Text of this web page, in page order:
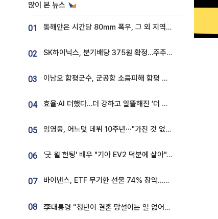
많이 본 뉴스
01 동해안은 시간당 80㎜ 폭우, 그 외 지역은 폭염…‘극과 극 날씨’
02 SK하이닉스, 분기배당 375원 확정…주주환원책 9월로 앞당겨 발표
03 이남오 함평군수, 군공항 소음피해 함평 보상 요구
04 효율·AI 더했다…더 강하고 알뜰해진 ‘더 뉴 그랜저 하이브리드’ [ET의 모빌리티]
05 임영웅, 어느덧 데뷔 10주년⋯"가진 것 없던 시절, 내 앞엔 20명의 팬뿐"
06 '굿 윌 헌팅' 배우 "기아 EV2 덕분에 살아"…교통사고 후 안전성 극찬
07 바이낸스, ETF 무기한 선물 74% 장악…한국 레버리지 ETF 거래 급증 [e가상자산]
08 李대통령 “청년이 결혼 망설이는 일 없어야...제도상 불이익 조사”